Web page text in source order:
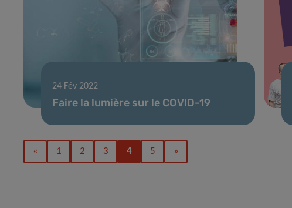
24 Fév 2022
Faire la lumière sur le COVID-19
« 1 2 3 4 5 »